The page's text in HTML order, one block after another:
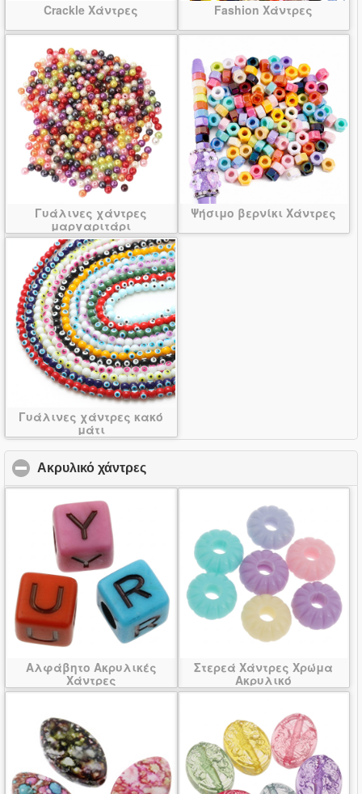
Crackle Χάντρες Fashion Χάντρες
Γυάλινες χάντρες
μαργαριτάρι
Ψήσιμο βερνίκι Χάντρες
Γυάλινες χάντρες κακό
μάτι
Ακρυλικό χάντρες
Αλφάβητο Ακρυλικές
Χάντρες
Στερεά Χάντρες Χρώμα
Ακρυλικό